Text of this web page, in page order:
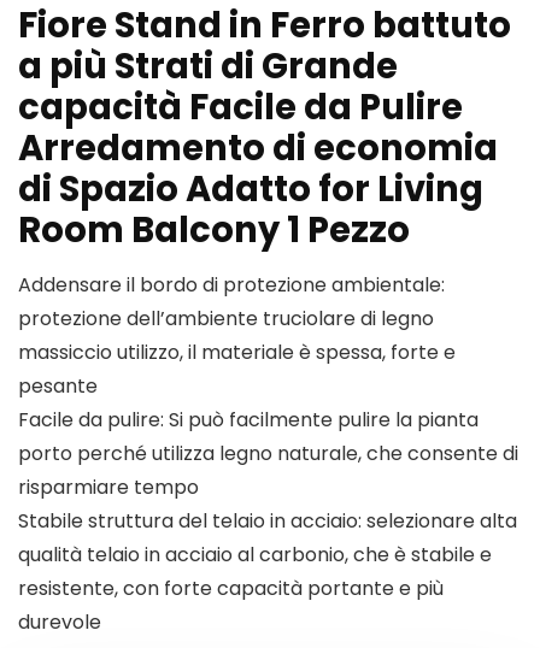
Fiore Stand in Ferro battuto
a più Strati di Grande
capacità Facile da Pulire
Arredamento di economia
di Spazio Adatto for Living
Room Balcony 1 Pezzo
Addensare il bordo di protezione ambientale:
protezione dell’ambiente truciolare di legno
massiccio utilizzo, il materiale è spessa, forte e
pesante
Facile da pulire: Si può facilmente pulire la pianta
porto perché utilizza legno naturale, che consente di
risparmiare tempo
Stabile struttura del telaio in acciaio: selezionare alta
qualità telaio in acciaio al carbonio, che è stabile e
resistente, con forte capacità portante e più
durevole